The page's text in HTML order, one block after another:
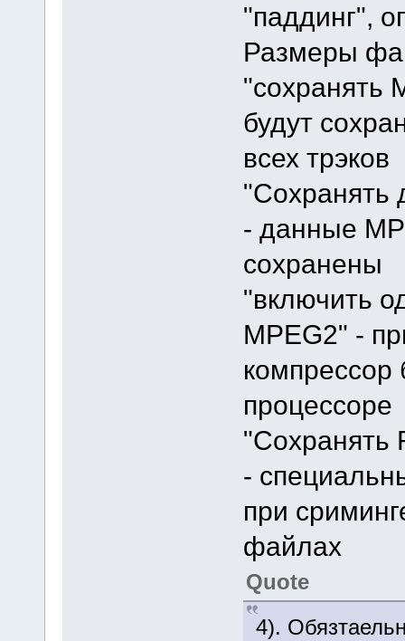
"паддинг",
Размеры
"сохранять
будут
всех трэков
"Сохранять
- данные
сохранены
"включить
MPEG2" -
компрессор
процессоре
"Сохранять
-
при
файлах
Quote
4).